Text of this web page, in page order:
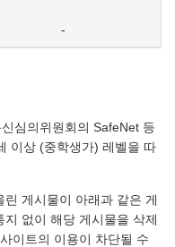
-
심의위원회의 SafeNet 등
이상 (중학생가) 레벨을 따
게시물이 아래과 같은 게
없이 해당 게시물을 삭제
이트의 이용이 차단될 수